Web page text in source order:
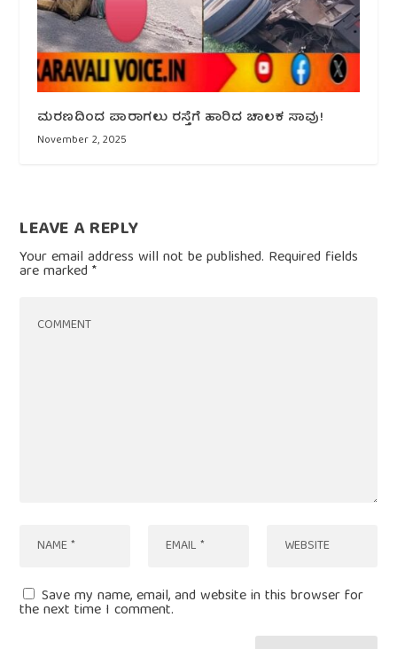
ಮರಣದಿಂದ ಪಾರಾಗಲು ರಸ್ತೆಗೆ ಹಾರಿದ ಚಾಲಕ ಸಾವು!
November 2, 2025
LEAVE A REPLY
Your email address will not be published. Required fields
are marked*
Save my name, email, and website in this browser for
the next time I comment.